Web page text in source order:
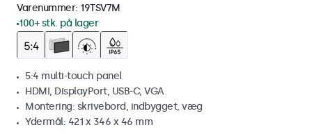
Varenummer: 19TSV7M
100+ stk. på lager
5:4 multi-touch panel
HDMI, DisplayPort, USB-C, VGA
Montering: skrivebord, indbygget, væg
Ydermål: 421 x 346 x 46 mm